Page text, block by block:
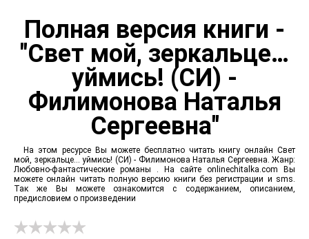
Полная версия книги -
"Свет мой, зеркальце…
уймись! (СИ) -
Филимонова Наталья
Сергеевна"
На этом ресурсе Вы можете бесплатно читать книгу онлайн Свет
мой, зеркальце… уймись! (СИ) - Филимонова Наталья Сергеевна. Жанр:
Любовно-фантастические романы . На сайте onlinechitalka.com Вы
можете онлайн читать полную версию книги без регистрации и sms.
Так же Вы можете ознакомится с содержанием, описанием,
предисловием о произведении